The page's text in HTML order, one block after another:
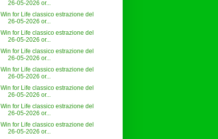
26-05-2026 or...
Win for Life classico estrazione del
26-05-2026 or...
Win for Life classico estrazione del
26-05-2026 or...
Win for Life classico estrazione del
26-05-2026 or...
Win for Life classico estrazione del
26-05-2026 or...
Win for Life classico estrazione del
26-05-2026 or...
Win for Life classico estrazione del
26-05-2026 or...
Win for Life classico estrazione del
26-05-2026 or...